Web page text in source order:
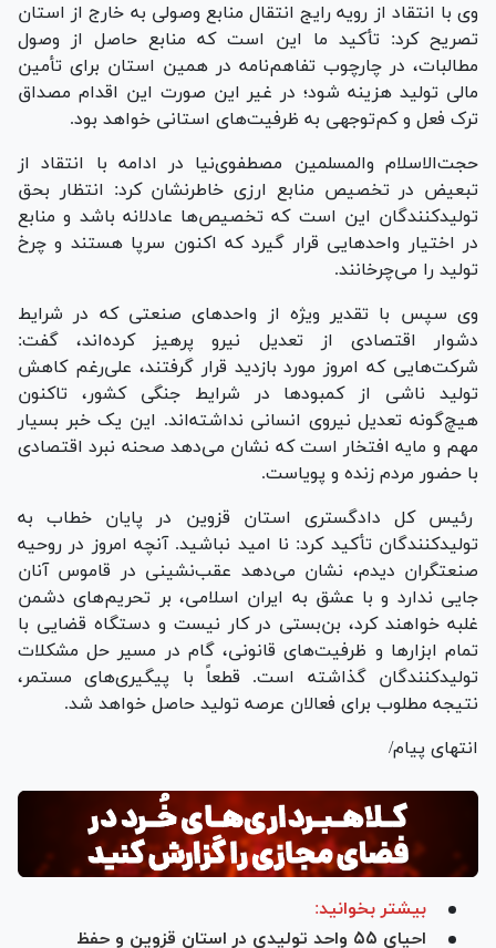
وی با انتقاد از رویه رایج انتقال منابع وصولی به خارج از استان
تصریح کرد: تأکید ما این است که منابع حاصل از وصول
مطالبات، در چارچوب تفاهم‌نامه در همین استان برای تأمین
مالی تولید هزینه شود؛ در غیر این صورت این اقدام مصداق
ترک فعل و کم‌توجهی به ظرفیت‌های استانی خواهد بود.
حجت‌الاسلام والمسلمین مصطفوی‌نیا در ادامه با انتقاد از
تبعیض در تخصیص منابع ارزی خاطرنشان کرد: انتظار بحق
تولیدکنندگان این است که تخصیص‌ها عادلانه باشد و منابع
در اختیار واحد‌هایی قرار گیرد که اکنون سرپا هستند و چرخ
تولید را می‌چرخانند.
وی سپس با تقدیر ویژه از واحد‌های صنعتی که در شرایط
دشوار اقتصادی از تعدیل نیرو پرهیز کرده‌اند، گفت:
شرکت‌هایی که امروز مورد بازدید قرار گرفتند، علی‌رغم کاهش
تولید ناشی از کمبود‌ها در شرایط جنگی کشور، تاکنون
هیچ‌گونه تعدیل نیروی انسانی نداشته‌اند. این یک خبر بسیار
مهم و مایه افتخار است که نشان می‌دهد صحنه نبرد اقتصادی
با حضور مردم زنده و پویاست.
رئیس کل دادگستری استان قزوین در پایان خطاب به
تولیدکنندگان تأکید کرد: نا امید نباشید. آنچه امروز در روحیه
صنعتگران دیدم، نشان می‌دهد عقب‌نشینی در قاموس آنان
جایی ندارد و با عشق به ایران اسلامی، بر تحریم‌های دشمن
غلبه خواهند کرد، بن‌بستی در کار نیست و دستگاه قضایی با
تمام ابزار‌ها و ظرفیت‌های قانونی، گام در مسیر حل مشکلات
تولیدکنندگان گذاشته است. قطعاً با پیگیری‌های مستمر،
نتیجه مطلوب برای فعالان عرصه تولید حاصل خواهد شد.
انتهای پیام/
بیشتر بخوانید:
احیای ۵۵ واحد تولیدی در استان قزوین و حفظ